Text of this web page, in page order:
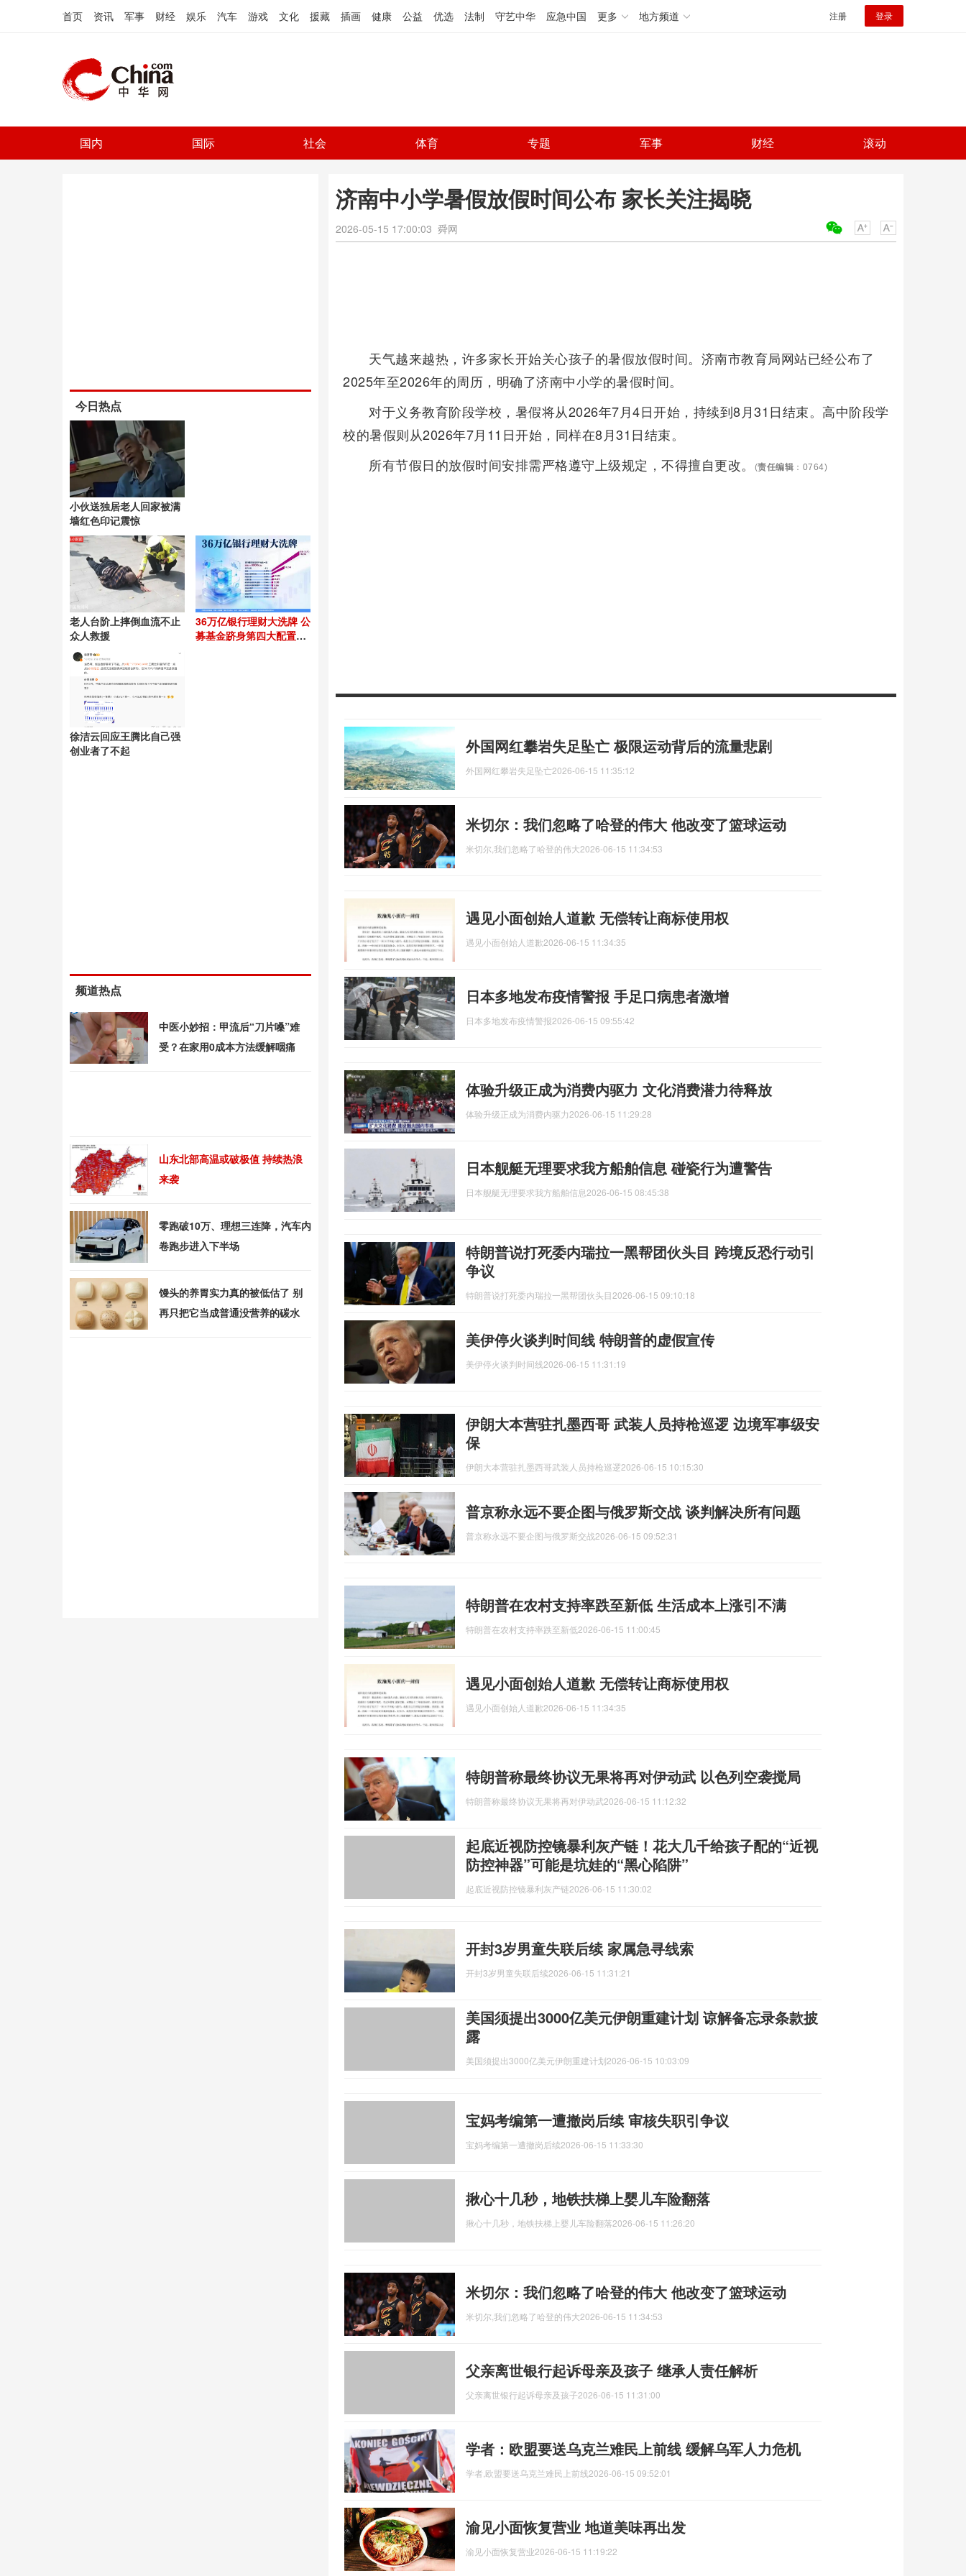
首页 资讯 军事 财经 娱乐 汽车 游戏 文化 援藏 插画 健康 公益 优选 法制 守艺中华 应急中国 更多 地方频道 注册 登录
国内 国际 社会 体育 专题 军事 财经 滚动
济南中小学暑假放假时间公布 家长关注揭晓
2026-05-15 17:00:03 舜网
天气越来越热，许多家长开始关心孩子的暑假放假时间。济南市教育局网站已经公布了
2025年至2026年的周历，明确了济南中小学的暑假时间。
对于义务教育阶段学校，暑假将从2026年7月4日开始，持续到8月31日结束。高中阶段学
校的暑假则从2026年7月11日开始，同样在8月31日结束。
所有节假日的放假时间安排需严格遵守上级规定，不得擅自更改。
(责任编辑 ：0764)
外国网红攀岩失足坠亡 极限运动背后的流量悲剧
外国网红攀岩失足坠亡2026-06-15 11:35:12
米切尔：我们忽略了哈登的伟大 他改变了篮球运动
米切尔,我们忽略了哈登的伟大2026-06-15 11:34:53
遇见小面创始人道歉 无偿转让商标使用权
遇见小面创始人道歉2026-06-15 11:34:35
日本多地发布疫情警报 手足口病患者激增
日本多地发布疫情警报2026-06-15 09:55:42
体验升级正成为消费内驱力 文化消费潜力待释放
体验升级正成为消费内驱力2026-06-15 11:29:28
日本舰艇无理要求我方船舶信息 碰瓷行为遭警告
日本舰艇无理要求我方船舶信息2026-06-15 08:45:38
特朗普说打死委内瑞拉一黑帮团伙头目 跨境反恐行动引
争议
特朗普说打死委内瑞拉一黑帮团伙头目2026-06-15 09:10:18
美伊停火谈判时间线 特朗普的虚假宣传
美伊停火谈判时间线2026-06-15 11:31:19
伊朗大本营驻扎墨西哥 武装人员持枪巡逻 边境军事级安
保
伊朗大本营驻扎墨西哥武装人员持枪巡逻2026-06-15 10:15:30
普京称永远不要企图与俄罗斯交战 谈判解决所有问题
普京称永远不要企图与俄罗斯交战2026-06-15 09:52:31
特朗普在农村支持率跌至新低 生活成本上涨引不满
特朗普在农村支持率跌至新低2026-06-15 11:00:45
遇见小面创始人道歉 无偿转让商标使用权
遇见小面创始人道歉2026-06-15 11:34:35
特朗普称最终协议无果将再对伊动武 以色列空袭搅局
特朗普称最终协议无果将再对伊动武2026-06-15 11:12:32
起底近视防控镜暴利灰产链！花大几千给孩子配的“近视
防控神器”可能是坑娃的“黑心陷阱”
起底近视防控镜暴利灰产链2026-06-15 11:30:02
开封3岁男童失联后续 家属急寻线索
开封3岁男童失联后续2026-06-15 11:31:21
美国须提出3000亿美元伊朗重建计划 谅解备忘录条款披
露
美国须提出3000亿美元伊朗重建计划2026-06-15 10:03:09
宝妈考编第一遭撤岗后续 审核失职引争议
宝妈考编第一遭撤岗后续2026-06-15 11:33:30
揪心十几秒，地铁扶梯上婴儿车险翻落
揪心十几秒，地铁扶梯上婴儿车险翻落2026-06-15 11:26:20
米切尔：我们忽略了哈登的伟大 他改变了篮球运动
米切尔,我们忽略了哈登的伟大2026-06-15 11:34:53
父亲离世银行起诉母亲及孩子 继承人责任解析
父亲离世银行起诉母亲及孩子2026-06-15 11:31:00
学者：欧盟要送乌克兰难民上前线 缓解乌军人力危机
学者,欧盟要送乌克兰难民上前线2026-06-15 09:52:01
渝见小面恢复营业 地道美味再出发
渝见小面恢复营业2026-06-15 11:19:22
今日热点
小伙送独居老人回家被满
墙红色印记震惊
老人台阶上摔倒血流不止
众人救援
36万亿银行理财大洗牌 公
募基金跻身第四大配置资
徐洁云回应王腾比自己强
创业者了不起
频道热点
中医小妙招：甲流后“刀片嗓”难
受？在家用0成本方法缓解咽痛
山东北部高温或破极值 持续热浪
来袭
零跑破10万、理想三连降，汽车内
卷跑步进入下半场
馒头的养胃实力真的被低估了 别
再只把它当成普通没营养的碳水